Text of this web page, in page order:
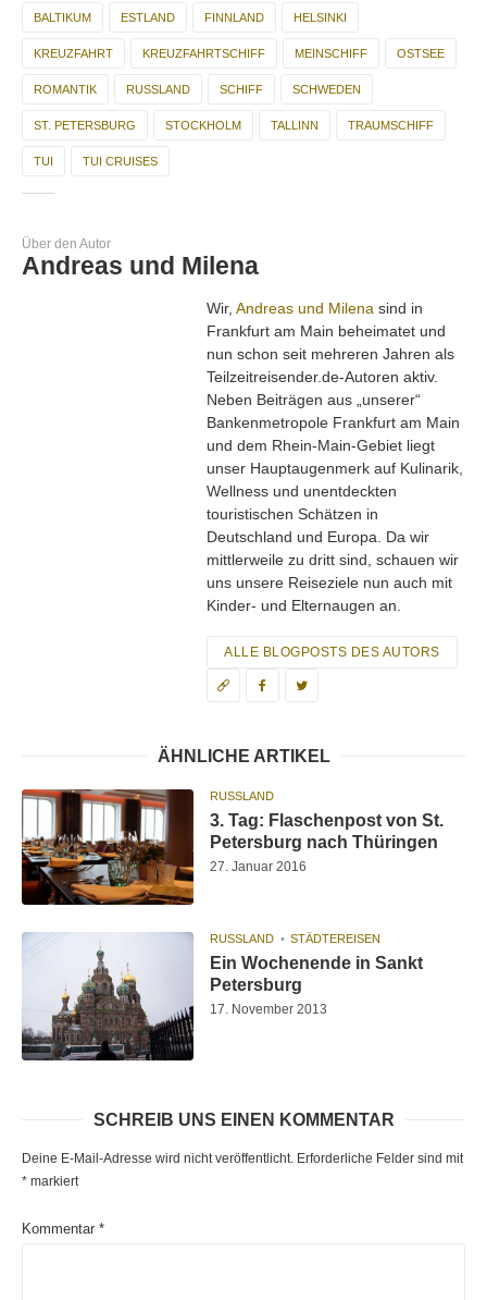
BALTIKUM ESTLAND FINNLAND HELSINKI
KREUZFAHRT KREUZFAHRTSCHIFF MEINSCHIFF OSTSEE
ROMANTIK RUSSLAND SCHIFF SCHWEDEN
ST. PETERSBURG STOCKHOLM TALLINN TRAUMSCHIFF
TUI TUI CRUISES
Über den Autor
Andreas und Milena
Wir, Andreas und Milena sind in
Frankfurt am Main beheimatet und
nun schon seit mehreren Jahren als
Teilzeitreisender.de-Autoren aktiv.
Neben Beiträgen aus „unserer“
Bankenmetropole Frankfurt am Main
und dem Rhein-Main-Gebiet liegt
unser Hauptaugenmerk auf Kulinarik,
Wellness und unentdeckten
touristischen Schätzen in
Deutschland und Europa. Da wir
mittlerweile zu dritt sind, schauen wir
uns unsere Reiseziele nun auch mit
Kinder- und Elternaugen an.
ALLE BLOGPOSTS DES AUTORS
ÄHNLICHE ARTIKEL
RUSSLAND
3. Tag: Flaschenpost von St.
Petersburg nach Thüringen
27. Januar 2016
RUSSLAND STÄDTEREISEN
Ein Wochenende in Sankt
Petersburg
17. November 2013
SCHREIB UNS EINEN KOMMENTAR
Deine E-Mail-Adresse wird nicht veröffentlicht. Erforderliche Felder sind mit
* markiert
Kommentar *